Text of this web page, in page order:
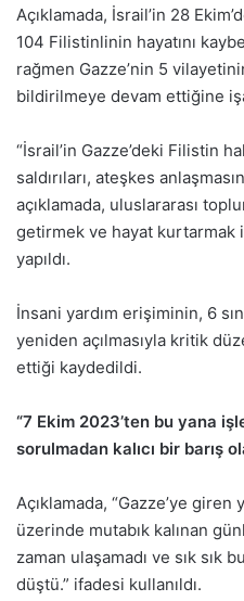
Açıklamada, İsrail’in 28
104 Filistinlinin hayatını
rağmen Gazze’nin 5
bildirilmeye devam ettiğine
“İsrail’in Gazze’deki Filistin
saldırıları, ateşkes
açıklamada, uluslararası
getirmek ve hayat kurtarmak
yapıldı.
İnsani yardım erişiminin, 6
yeniden açılmasıyla kritik
ettiği kaydedildi.
“7 Ekim 2023’ten bu yana
sorulmadan kalıcı bir barış
Açıklamada, “Gazze’ye giren
üzerinde mutabık kalınan
zaman ulaşamadı ve sık sık
düştü.” ifadesi kullanıldı.